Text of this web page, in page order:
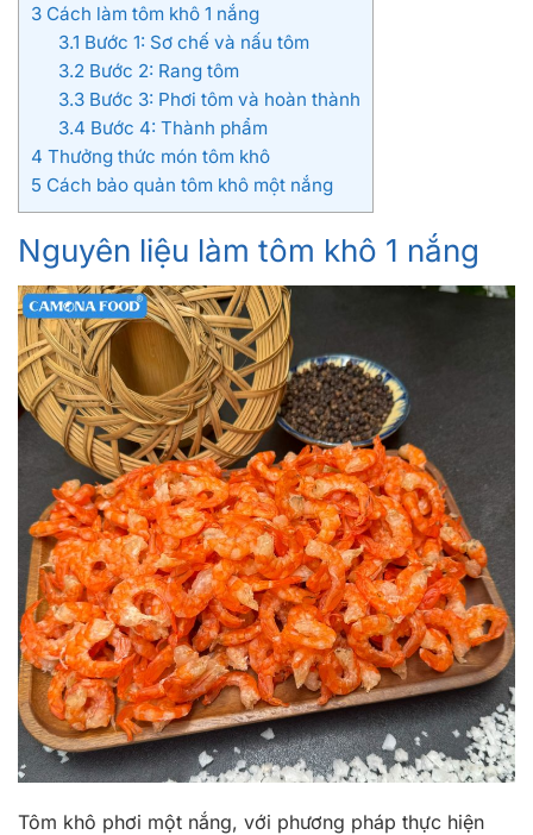
3 Cách làm tôm khô 1 nắng
3.1 Bước 1: Sơ chế và nấu tôm
3.2 Bước 2: Rang tôm
3.3Bước 3: Phơi tôm và hoàn thành
3.4 Bước 4: Thành phẩm
4 Thưởng thức món tôm khô
5 Cách bảo quản tôm khô một nắng
Nguyên liệu làm tôm khô 1 nắng
Tôm khô phơi một nắng, với phương pháp thực hiện